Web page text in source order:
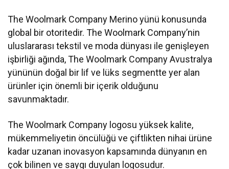
The Woolmark Company Merino yünü konusunda
global bir otoritedir. The Woolmark Company’nin
uluslararası tekstil ve moda dünyası ile genişleyen
işbirliği ağında, The Woolmark Company Avustralya
yününün doğal bir lif ve lüks segmentte yer alan
ürünler için önemli bir içerik olduğunu
savunmaktadır.
The Woolmark Company logosu yüksek kalite,
mükemmeliyetin öncülüğü ve çiftlikten nihai ürüne
kadar uzanan inovasyon kapsamında dünyanın en
çok bilinen ve saygı duyulan logosudur.